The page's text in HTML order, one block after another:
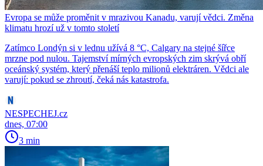
Evropa se může proměnit v mrazivou Kanadu, varují vědci. Změna
klimatu hrozí už v tomto století
Zatímco Londýn si v lednu užívá 8 °C, Calgary na stejné šířce
mrzne pod nulou. Tajemství mírných evropských zim skrývá obří
oceánský systém, který přenáší teplo milionů elektráren. Vědci ale
varují: pokud se zhroutí, čeká nás katastrofa.
NESPECHEJ.cz
dnes, 07:00
3 min